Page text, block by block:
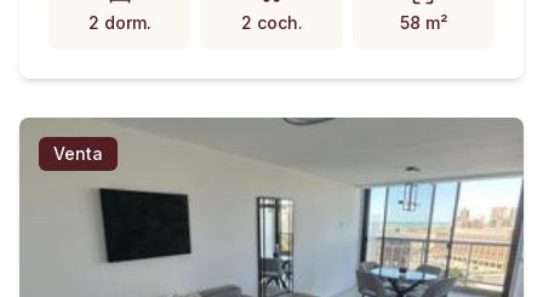
2 dorm. 2 coch. 58 m²
Venta